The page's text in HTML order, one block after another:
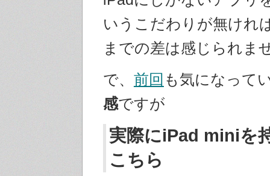
いうこだわりが無けれ
までの差は感じられま
で、 前回 も気になって
感ですが
実際にiPad miniを
こちら